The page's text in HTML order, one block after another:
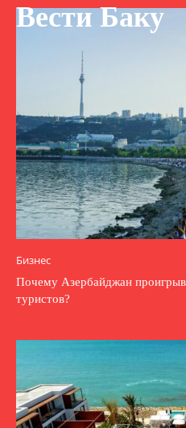
Вести Баку
Бизнес
Почему Азербайджан
туристов?